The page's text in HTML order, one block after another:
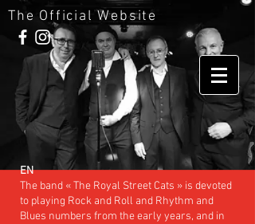
The Official Website
EN
The band « The Royal Street Cats » is devoted
to playing Rock and Roll and Rhythm and
Blues numbers from the early years, and in